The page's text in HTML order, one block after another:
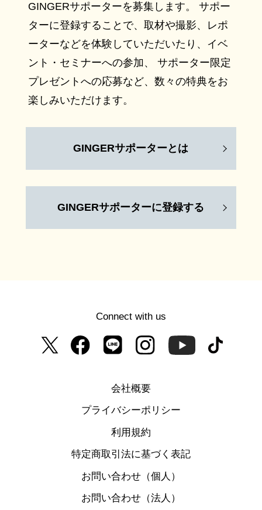
GINGERサポーターを募集します。 サポー
ターに登録することで、取材や撮影、レポ
ーターなどを体験していただいたり、イベ
ント・セミナーへの参加、 サポーター限定
プレゼントへの応募など、数々の特典をお
楽しみいただけます。
GINGERサポーターとは
GINGERサポーターに登録する
Connect with us
会社概要
プライバシーポリシー
利用規約
特定商取引法に基づく表記
お問い合わせ（個人）
お問い合わせ（法人）